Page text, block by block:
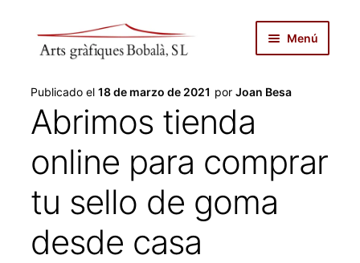
navegación
Menú
autopublicar
noticias
servicios
productos
Publicado el 18 de marzo de 2021 por Joan Besa
Abrimos tienda
online para comprar
tu sello de goma
desde casa